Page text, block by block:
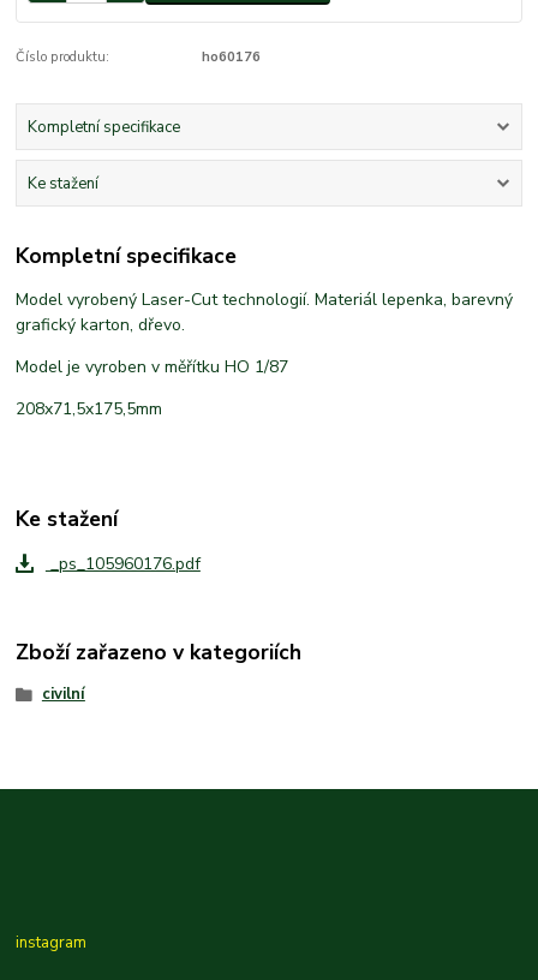
Číslo produktu: ho60176
Kompletní specifikace
Ke stažení
Kompletní specifikace
Model vyrobený Laser-Cut technologií. Materiál lepenka, barevný
grafický karton, dřevo.
Model je vyroben v měřítku HO 1/87
208x71,5x175,5mm
Ke stažení
_ps_105960176.pdf
Zboží zařazeno v kategoriích
civilní
instagram